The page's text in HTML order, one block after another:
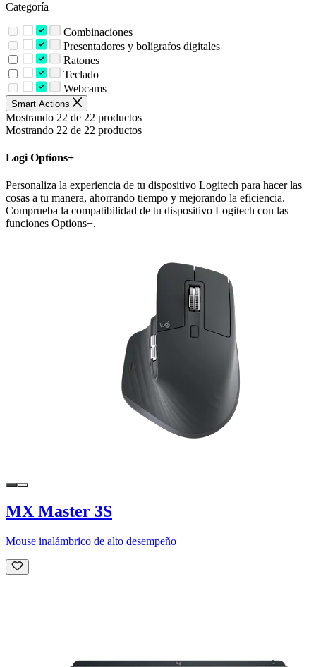
Categoría
Combinaciones
Presentadores y bolígrafos digitales
Ratones
Teclado
Webcams
Smart Actions
Mostrando 22 de 22 productos
Mostrando 22 de 22 productos
Logi Options+
Personaliza la experiencia de tu dispositivo Logitech para hacer las
cosas a tu manera, ahorrando tiempo y mejorando la eficiencia.
Comprueba la compatibilidad de tu dispositivo Logitech con las
funciones Options+.
MX Master 3S
Mouse inalámbrico de alto desempeño